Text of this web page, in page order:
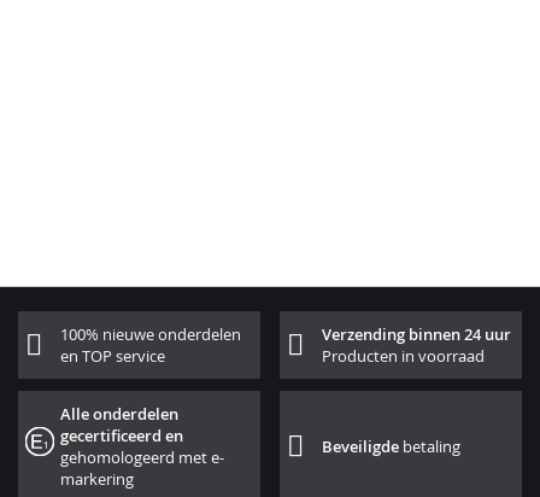
100% nieuwe onderdelen
en TOP service
Verzending binnen 24 uur
Producten in voorraad
Alle onderdelen
gecertificeerd en
gehomologeerd met e-
markering
Beveiligde betaling